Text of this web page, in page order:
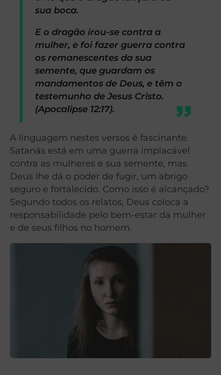
sua boca.
E o dragão irou-se contra a
mulher, e foi fazer guerra contra
os remanescentes da sua
semente, que guardam os
mandamentos de Deus, e têm o
testemunho de Jesus Cristo.
(Apocalipse 12:17).
A linguagem nestes versos é fascinante.
Satanás está em uma guerra implacável
contra as mulheres e sua semente, mas
Deus lhe dá o poder de fugir, um abrigo
seguro e fortalecido. Como isso é alcançado?
Segundo todos os relatos, Deus coloca a
responsabilidade pelo bem-estar da mulher
e de seus filhos no homem.